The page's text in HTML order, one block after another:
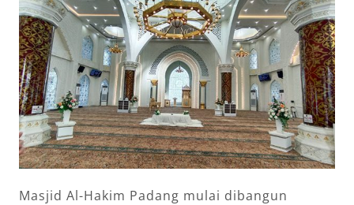
Masjid Al-Hakim Padang mulai dibangun